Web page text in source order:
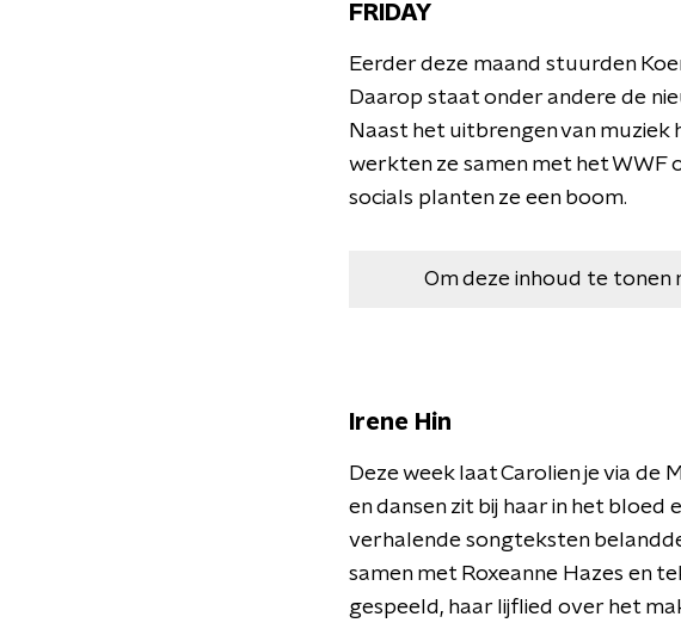
FRIDAY
Eerder deze maand stuurden
Daarop staat onder andere de
Naast het uitbrengen van
werkten ze samen met het WWF
socials planten ze een boom.
Om deze inhoud te tonen
Irene Hin
Deze week laat Carolien je via de
en dansen zit bij haar in het
verhalende songteksten
samen met Roxeanne Hazes en
gespeeld, haar lijflied over het